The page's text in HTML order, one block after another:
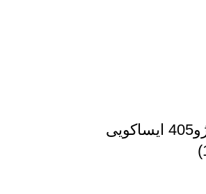
لوازم اگزوز پژو405 ایساکویی